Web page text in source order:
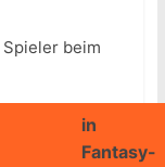
beim
in
Fantasy-